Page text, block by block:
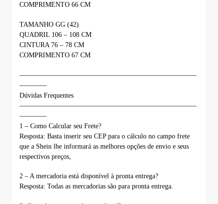
COMPRIMENTO 66 CM
TAMANHO GG (42)
QUADRIL 106 – 108 CM
CINTURA 76 – 78 CM
COMPRIMENTO 67 CM
——————————————————————————
————
Dúvidas Frequentes
——————————————————————————
————
1 – Como Calcular seu Frete?
Resposta: Basta inserir seu CEP para o cálculo no campo frete
que a Shein lhe informará as melhores opções de envio e seus
respectivos preços,
2 – A mercadoria está disponível à pronta entrega?
Resposta: Todas as mercadorias são para pronta entrega.